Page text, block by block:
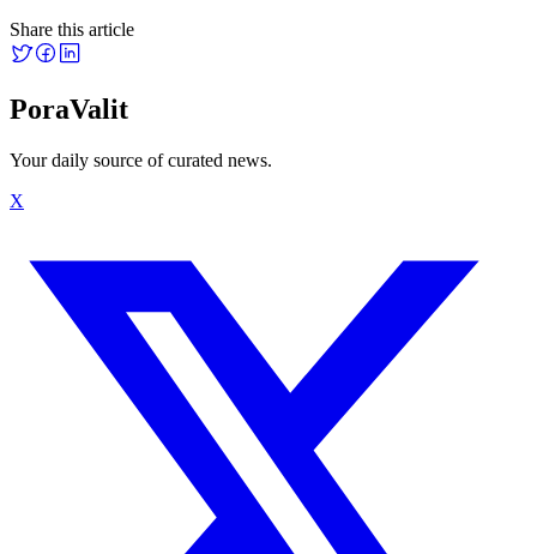
Share this article
PoraValit
Your daily source of curated news.
X